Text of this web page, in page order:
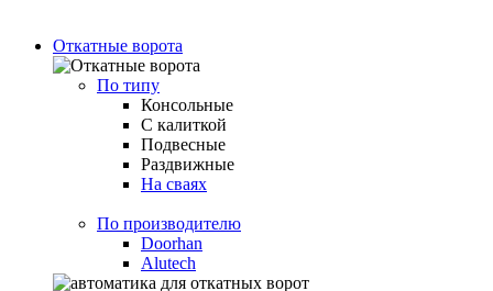
Откатные ворота
По типу
Консольные
С калиткой
Подвесные
Раздвижные
На сваях
По производителю
Doorhan
Alutech